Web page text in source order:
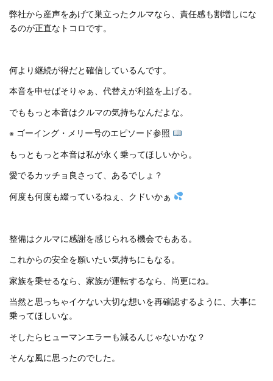
弊社から産声をあげて巣立ったクルマなら、責任感も割増しにな
るのが正直なトコロです。
何より継続が得だと確信しているんです。
本音を申せばそりゃぁ、代替えが利益を上げる。
でももっと本音はクルマの気持ちなんだよな。
※ ゴーイング・メリー号のエピソード参照
もっともっと本音は私が永く乗ってほしいから。
愛でるカッチョ良さって、あるでしょ？
何度も何度も綴っているねぇ、クドいかぁ
整備はクルマに感謝を感じられる機会でもある。
これからの安全を願いたい気持ちにもなる。
家族を乗せるなら、家族が運転するなら、尚更にね。
当然と思っちゃイケない大切な想いを再確認するように、大事に
乗ってほしいな。
そしたらヒューマンエラーも減るんじゃないかな？
そんな風に思ったのでした。